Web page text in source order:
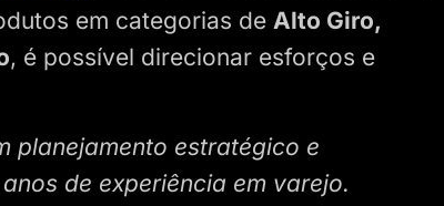
em categorias de Alto Giro,
, é possível direcionar esforços e
planejamento estratégico e
de experiência em varejo.